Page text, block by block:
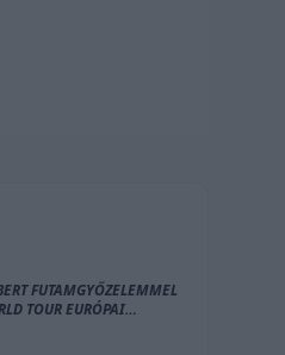
FUTAMGYŐZELEMMEL
TOUR EURÓPAI